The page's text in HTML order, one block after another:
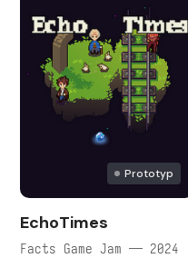
Prototyp
EchoTimes
Facts Game Jam — 2024